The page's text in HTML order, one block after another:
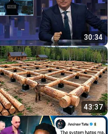
30:34
43:37